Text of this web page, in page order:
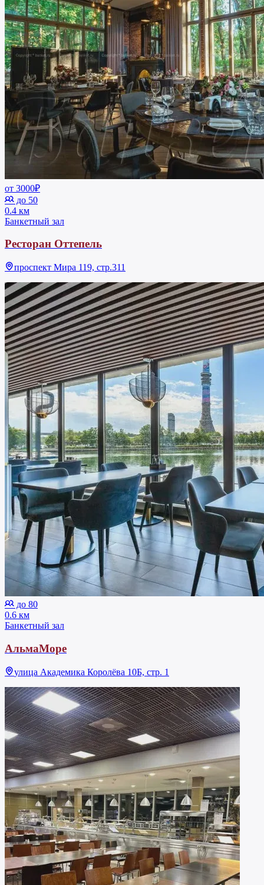
от 3000₽
до 50
0.4 км
Банкетный зал
Ресторан Оттепель
проспект Мира 119, стр.311
до 80
0.6 км
Банкетный зал
АльмаМоре
улица Академика Королёва 10Б, стр. 1